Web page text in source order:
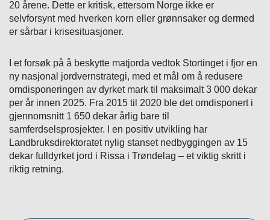
20 årene. Dette er kritisk, ettersom Norge ikke er
selvforsynt med hverken korn eller grønnsaker og dermed
er sårbar i krisesituasjoner.
I et forsøk på å beskytte matjorda vedtok Stortinget i fjor en
ny nasjonal jordvernstrategi, med et mål om å redusere
omdisponeringen av dyrket mark til maksimalt 3 000 dekar
per år innen 2025. Fra 2015 til 2020 ble det omdisponert i
gjennomsnitt 1 650 dekar årlig bare til
samferdselsprosjekter. I en positiv utvikling har
Landbruksdirektoratet nylig stanset nedbyggingen av 15
dekar fulldyrket jord i Rissa i Trøndelag – et viktig skritt i
riktig retning.